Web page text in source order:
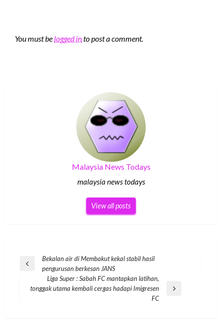
You must be logged into post a comment.
Malaysia News Todays
malaysia news todays
View all posts
Post
navigation
Previous
Bekalan air di Membakut kekal stabil hasil
pengurusan berkesan JANS
Next
Liga Super : Sabah FC mantapkan latihan,
tonggak utama kembali cergas hadapi Imigresen
FC